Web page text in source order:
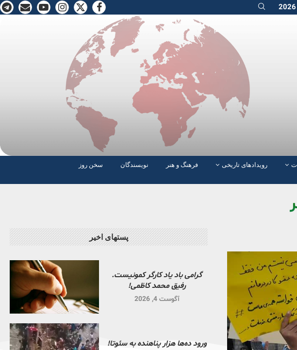
رویدادهای تاریخی فرهنگ و هنر نویسندگان
سخن روز
پستهای اخیر
گرامی باد یاد کارگر کمونیست.
رفیق محمد کاظمی!
آگوست 4, 2026
ورود ده‌ها هزار پناهنده به سئوتا!